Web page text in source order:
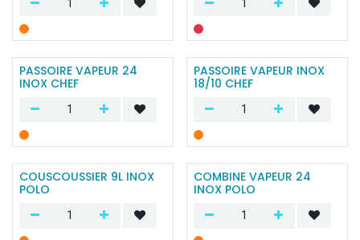
PASSOIRE VAPEUR 24
INOX CHEF
PASSOIRE VAPEUR INOX
18/10 CHEF
COUSCOUSSIER 9L INOX
POLO
COMBINE VAPEUR 24
INOX POLO